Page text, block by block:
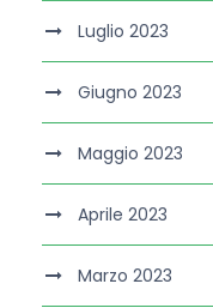
Luglio 2023
Giugno 2023
Maggio 2023
Aprile 2023
Marzo 2023